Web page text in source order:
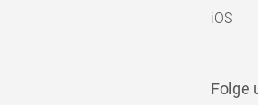
iOS
Folge